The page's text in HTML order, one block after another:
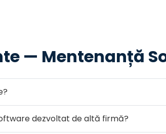
— Mentenanță
dezvoltat de altă firmă?